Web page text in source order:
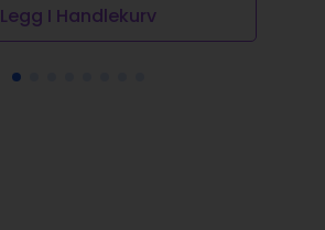
Legg I Handlekurv